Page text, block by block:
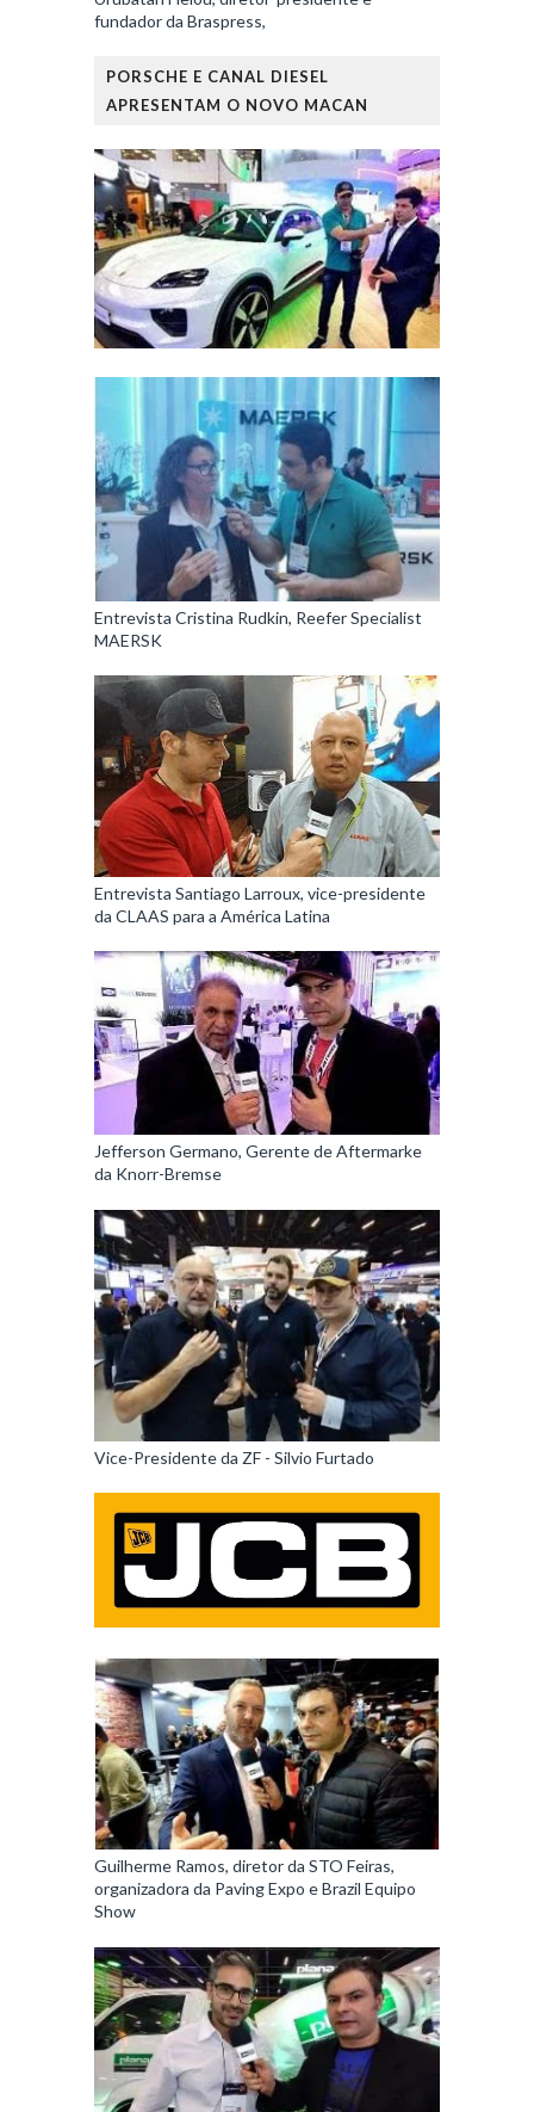
fundador da Braspress,
PORSCHE E CANAL DIESEL
APRESENTAM O NOVO MACAN
Entrevista Cristina Rudkin, Reefer Specialist
MAERSK
Entrevista Santiago Larroux, vice-presidente
da CLAAS para a América Latina
Jefferson Germano, Gerente de Aftermarke
da Knorr-Bremse
Vice-Presidente da ZF - Silvio Furtado
Guilherme Ramos, diretor da STO Feiras,
organizadora da Paving Expo e Brazil Equipo
Show